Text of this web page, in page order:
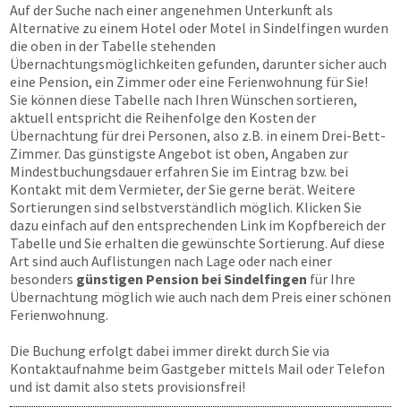
Auf der Suche nach einer angenehmen Unterkunft als
Alternative zu einem Hotel oder Motel in Sindelfingen wurden
die oben in der Tabelle stehenden
Übernachtungsmöglichkeiten gefunden, darunter sicher auch
eine Pension, ein Zimmer oder eine Ferienwohnung für Sie!
Sie können diese Tabelle nach Ihren Wünschen sortieren,
aktuell entspricht die Reihenfolge den Kosten der
Übernachtung für drei Personen, also z.B. in einem Drei-Bett-
Zimmer. Das günstigste Angebot ist oben, Angaben zur
Mindestbuchungsdauer erfahren Sie im Eintrag bzw. bei
Kontakt mit dem Vermieter, der Sie gerne berät. Weitere
Sortierungen sind selbstverständlich möglich. Klicken Sie
dazu einfach auf den entsprechenden Link im Kopfbereich der
Tabelle und Sie erhalten die gewünschte Sortierung. Auf diese
Art sind auch Auflistungen nach Lage oder nach einer
besonders günstigen Pension bei Sindelfingen für Ihre
Übernachtung möglich wie auch nach dem Preis einer schönen
Ferienwohnung.
Die Buchung erfolgt dabei immer direkt durch Sie via
Kontaktaufnahme beim Gastgeber mittels Mail oder Telefon
und ist damit also stets provisionsfrei!